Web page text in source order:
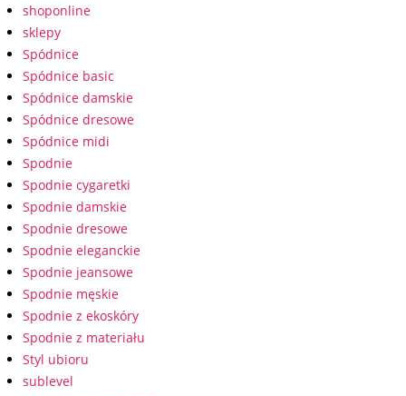
shoponline
sklepy
Spódnice
Spódnice basic
Spódnice damskie
Spódnice dresowe
Spódnice midi
Spodnie
Spodnie cygaretki
Spodnie damskie
Spodnie dresowe
Spodnie eleganckie
Spodnie jeansowe
Spodnie męskie
Spodnie z ekoskóry
Spodnie z materiału
Styl ubioru
sublevel